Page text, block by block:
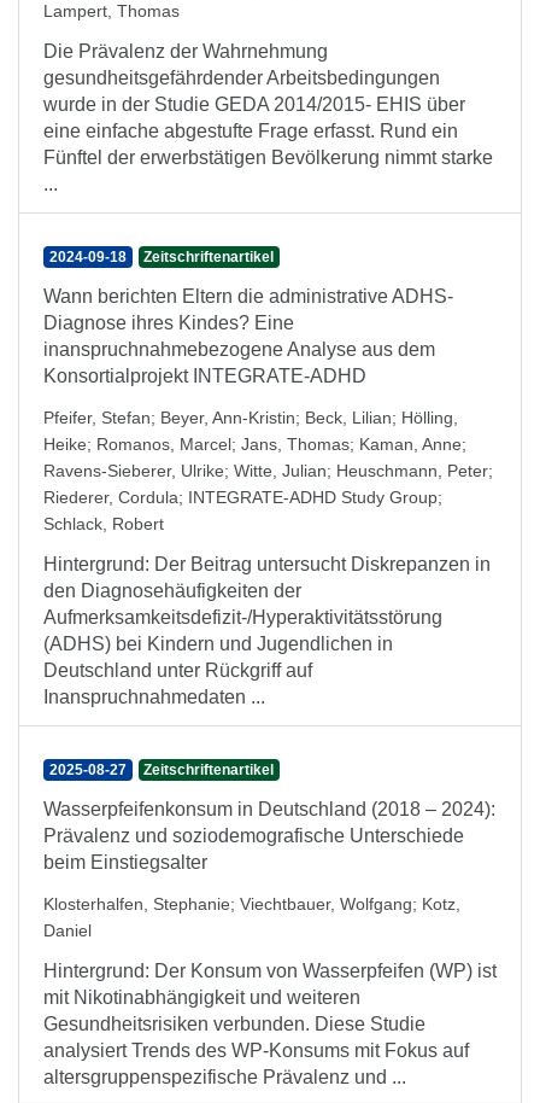
Lampert, Thomas
Die Prävalenz der Wahrnehmung
gesundheitsgefährdender Arbeitsbedingungen
wurde in der Studie GEDA 2014/2015- EHIS über
eine einfache abgestufte Frage erfasst. Rund ein
Fünftel der erwerbstätigen Bevölkerung nimmt starke
...
2024-09-18 Zeitschriftenartikel
Wann berichten Eltern die administrative ADHS-
Diagnose ihres Kindes? Eine
inanspruchnahmebezogene Analyse aus dem
Konsortialprojekt INTEGRATE-ADHD
Pfeifer, Stefan; Beyer, Ann-Kristin; Beck, Lilian; Hölling,
Heike; Romanos, Marcel; Jans, Thomas; Kaman, Anne;
Ravens-Sieberer, Ulrike; Witte, Julian; Heuschmann, Peter;
Riederer, Cordula; INTEGRATE-ADHD Study Group;
Schlack, Robert
Hintergrund: Der Beitrag untersucht Diskrepanzen in
den Diagnosehäufigkeiten der
Aufmerksamkeitsdefizit-/Hyperaktivitätsstörung
(ADHS) bei Kindern und Jugendlichen in
Deutschland unter Rückgriff auf
Inanspruchnahmedaten ...
2025-08-27 Zeitschriftenartikel
Wasserpfeifenkonsum in Deutschland (2018 – 2024):
Prävalenz und soziodemografische Unterschiede
beim Einstiegsalter
Klosterhalfen, Stephanie; Viechtbauer, Wolfgang; Kotz,
Daniel
Hintergrund: Der Konsum von Wasserpfeifen (WP) ist
mit Nikotinabhängigkeit und weiteren
Gesundheitsrisiken verbunden. Diese Studie
analysiert Trends des WP-Konsums mit Fokus auf
altersgruppenspezifische Prävalenz und ...